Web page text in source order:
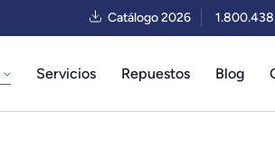
Catálogo 2026
Servicios Repuestos Blog